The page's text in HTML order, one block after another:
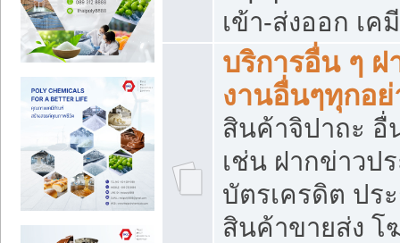
เข้า-ส่งออก เ
บริการอื่น ๆ
งานอื่นๆทุกอ
สินค้าจิปาถะ อื่
เช่น ฝากข่าวป
บัตรเครดิต ปร
สินค้าขายส่ง